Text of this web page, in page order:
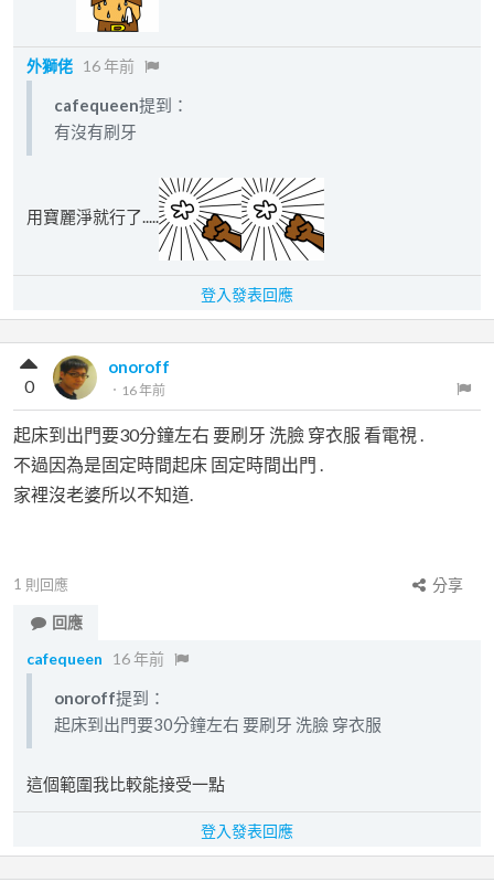
外獅佬 16 年前
cafequeen提到：
有沒有刷牙
用寶麗淨就行了.....
登入發表回應
onoroff
． 16 年前
0
起床到出門要30分鐘左右 要刷牙 洗臉 穿衣服 看電視 .
不過因為是固定時間起床 固定時間出門 .
家裡沒老婆所以不知道.
1 則回應
分享
回應
cafequeen
16 年前
onoroff提到：
起床到出門要30分鐘左右 要刷牙 洗臉 穿衣服
這個範圍我比較能接受一點
登入發表回應